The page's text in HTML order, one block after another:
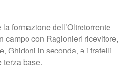
formazione dell’Oltretorrente
campo con Ragionieri ricevitore,
Ghidoni in seconda, e i fratelli
terza base.